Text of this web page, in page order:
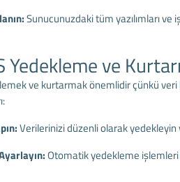
Sunucunuzdaki tüm yazılımları
Yedekleme ve
ve kurtarmak önemlidir çünkü
Verilerinizi düzenli olarak yedekleyin
Otomatik yedekleme işlemleri